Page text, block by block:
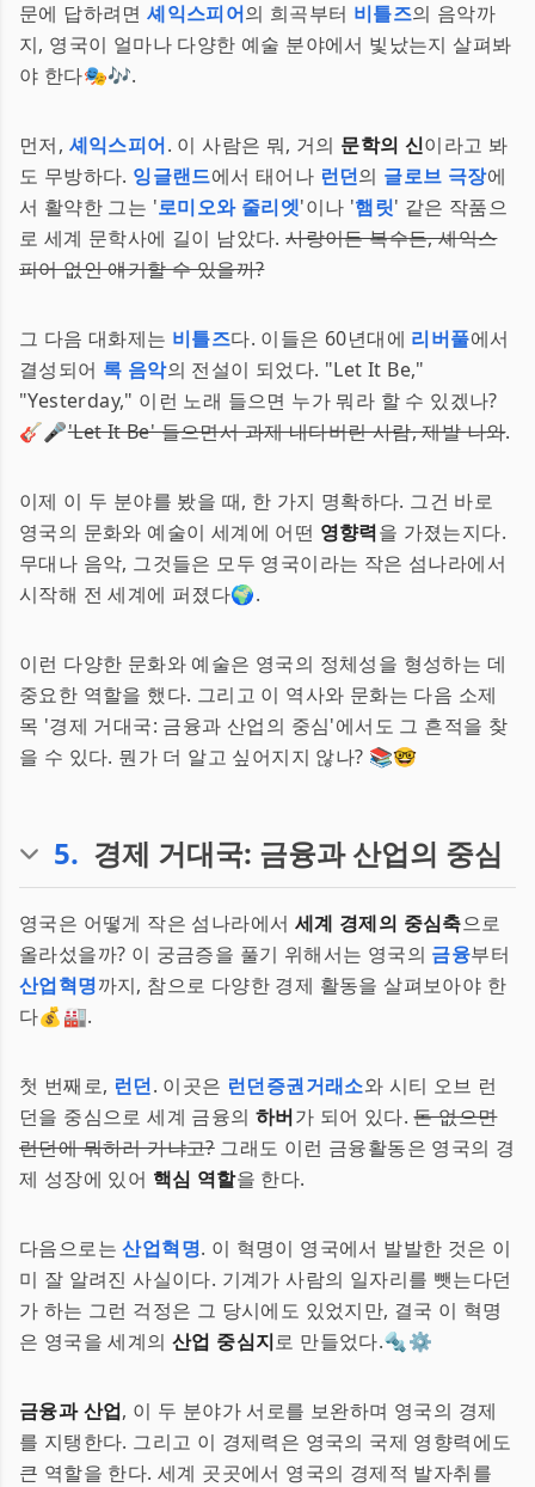
문에 답하려면셰익스피어의 희곡부터 비틀즈의 음악까
지, 영국이 얼마나 다양한 예술 분야에서 빛났는지 살펴봐
야 한다🎭🎶.
먼저, 셰익스피어. 이 사람은 뭐, 거의 문학의 신이라고 봐
도 무방하다. 잉글랜드에서 태어나 런던의 글로브 극장에
서 활약한 그는 '로미오와 줄리엣'이나 '햄릿' 같은 작품으
로 세계 문학사에 길이 남았다.사랑이든 복수든, 셰익스
피어 없인 얘기할 수 있을까?
그 다음 대화제는 비틀즈다. 이들은 60년대에 리버풀에서
결성되어 록 음악의 전설이 되었다. "Let It Be,"
"Yesterday," 이런 노래 들으면 누가 뭐라 할 수 있겠나?
🎸🎤'Let It Be' 들으면서 과제 내다버린 사람, 제발 나와.
이제 이 두 분야를 봤을 때, 한 가지 명확하다. 그건 바로
영국의 문화와 예술이 세계에 어떤 영향력을 가졌는지다.
무대나 음악, 그것들은 모두 영국이라는 작은 섬나라에서
시작해 전 세계에 퍼졌다🌍.
이런 다양한 문화와 예술은 영국의 정체성을 형성하는 데
중요한 역할을 했다. 그리고 이 역사와 문화는 다음 소제
목 '경제 거대국: 금융과 산업의 중심'에서도 그 흔적을 찾
을 수 있다. 뭔가 더 알고 싶어지지 않나? 📚🤓
5. 경제 거대국: 금융과 산업의 중심
영국은 어떻게 작은 섬나라에서 세계 경제의 중심축으로
올라섰을까? 이 궁금증을 풀기 위해서는 영국의 금융부터
산업혁명까지, 참으로 다양한 경제 활동을 살펴보아야 한
다💰🏭.
첫 번째로, 런던. 이곳은 런던증권거래소와 시티 오브 런
던을 중심으로 세계 금융의 하버가 되어 있다.돈 없으면
런던에 뭐하러 가냐고?그래도 이런 금융활동은 영국의 경
제 성장에 있어 핵심 역할을 한다.
다음으로는산업혁명. 이 혁명이 영국에서 발발한 것은 이
미 잘 알려진 사실이다. 기계가 사람의 일자리를 뺏는다던
가 하는 그런 걱정은 그 당시에도 있었지만, 결국 이 혁명
은 영국을 세계의 산업 중심지로 만들었다.🔩⚙️
금융과 산업, 이 두 분야가 서로를 보완하며 영국의 경제
를 지탱한다. 그리고 이 경제력은 영국의 국제 영향력에도
큰 역할을 한다. 세계 곳곳에서 영국의 경제적 발자취를